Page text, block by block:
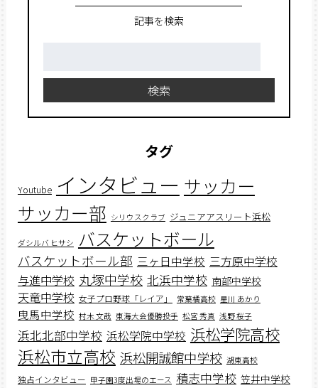
記事を検索
検索
タグ
Youtube インタビュー サッカー
サッカー部 シリウスクラブ ジュニアアスリート浜松
ダシルバ ヒサシ バスケットボール
バスケットボール部 三ヶ日中学校 三方原中学校
与進中学校 丸塚中学校 北浜中学校 南部中学校
天竜中学校 女子プロ野球「レイア」 常葉橘高校 星川 あかり
曳馬中学校 村木 文哉 東海大会優勝投手 松宮 秀真 浅野 桜子
浜北北部中学校 浜松学院中学校 浜松学院高校
浜松市立高校 浜松開誠館中学校 湖東高校
独占インタビュー 甲子園3度出場のエース 積志中学校 笠井中学校